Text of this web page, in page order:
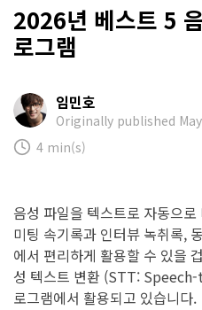
더 많은 솔루션 알아보기
2026년 베스트 5
로그램
임민호
Originally published
4 min(s)
음성 파일을 텍스트로 자동으
미팅 속기록과 인터뷰 녹취록,
에서 편리하게 활용할 수 있을
성 텍스트 변환 (STT:
로그램에서 활용되고 있습니다.